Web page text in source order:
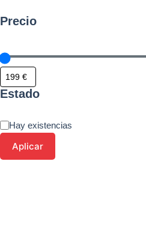
Precio
Estado
Hay existencias
Aplicar